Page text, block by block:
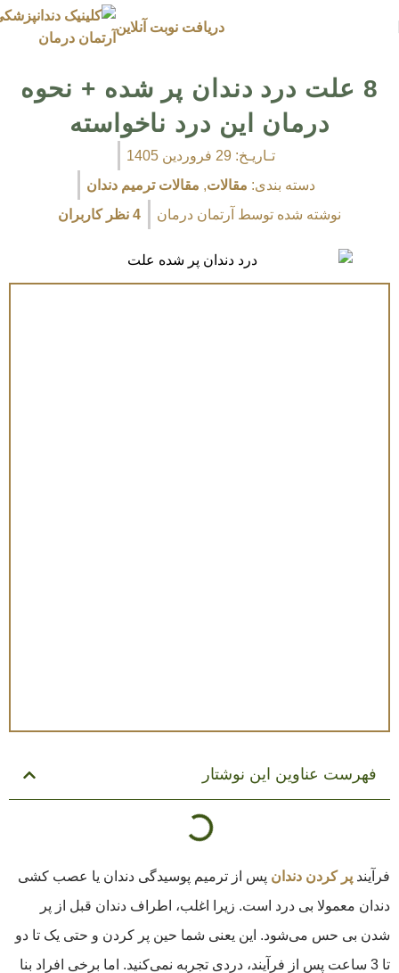
دریافت نوبت آنلاین
8 علت درد دندان پر شده + نحوه
درمان این درد ناخواسته
تـاریـخ: 29 فروردین 1405
دسته بندی: مقالات, مقالات ترمیم دندان
نوشته شده توسط آرتمان درمان 4 نظر کاربران
فهرست عناوین این نوشتار
فرآیند پر کردن دندان پس از ترمیم پوسیدگی دندان یا عصب کشی
دندان معمولا بی درد است. زیرا اغلب، اطراف دندان قبل از پر
شدن بی حس می‌شود. این یعنی شما حین پر کردن و حتی یک تا دو
تا 3 ساعت پس از فرآیند، دردی تجربه نمی‌کنید. اما برخی افراد بنا